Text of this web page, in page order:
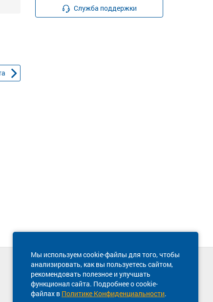
Служба поддержки
Мы используем cookie-файлы для того, чтобы
анализировать, как вы пользуетесь сайтом,
рекомендовать полезное и улучшать
функционал сайта. Подробнее о cookie-
файлах в Политике Конфиденциальности.
Техническая поддержка сайта
8 800 600-03-38